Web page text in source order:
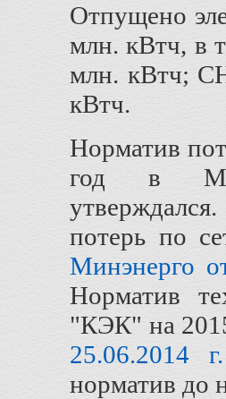
Отпущено
млн. кВтч, в
млн. кВтч;
кВтч.
Норматив
год в
потерь по
Минэнерго
Норматив
"КЭК" на
25.06.2014
норматив до